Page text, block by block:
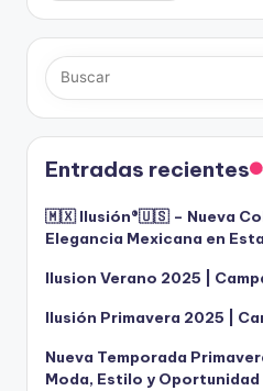
Entradas recientes
🇲🇽 Ilusión®️🇺🇸 – Nueva
Elegancia Mexicana en
Ilusion Verano 2025 |
Ilusión Primavera 2025 |
Nueva Temporada
Moda, Estilo y Oportunidad